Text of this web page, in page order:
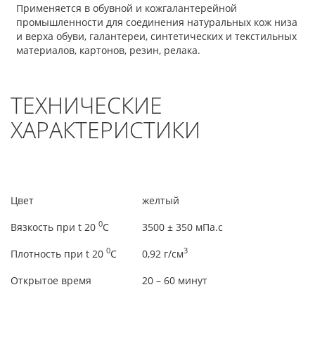
Применяется в обувной и кожгалантерейной
промышленности для соединения натуральных кож низа
и верха обуви, галантереи, синтетических и текстильных
материалов, картонов, резин, релака.
ТЕХНИЧЕСКИЕ
ХАРАКТЕРИСТИКИ
Цвет
желтый
Вязкость при t 200C
3500 ± 350 мПа.с
Плотность при t 200C 0,92 г/см3
Открытое время 20 – 60 минут